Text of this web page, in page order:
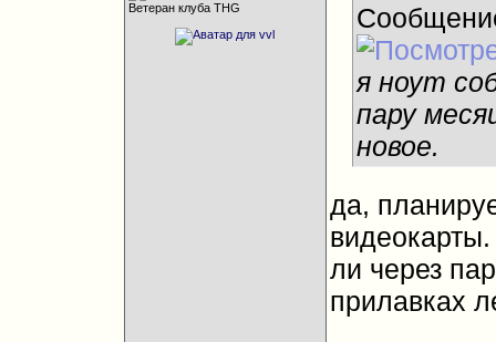
Ветеран клуба THG
я ноут
пару
новое.
да,
ли через
прилавках